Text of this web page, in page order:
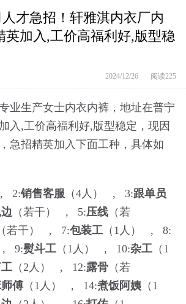
才急招！轩雅淇内衣厂内
英加入,工价高福利好,版型稳
2024/12/26 阅读225
业生产女士内衣内裤，地址在普宁
入,工价高福利好,版型稳定，现因
急招精英加入下面工种，具体如
, 2:销售客服 （4人） , 3:跟单员
（若干） , 5:压线 （若
（若干） , 7:包装工 （1人） , 8:
, 9:熨斗工 （1人） , 10:杂工 （1
（2人） , 12:露骨 （若
傅（1人） , 14:煮饭阿姨 （1